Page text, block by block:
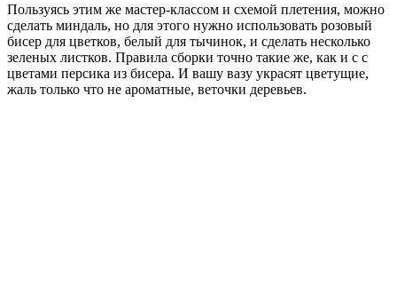
Пользуясь этим же мастер-классом и схемой плетения, можно
сделать миндаль, но для этого нужно использовать розовый
бисер для цветков, белый для тычинок, и сделать несколько
зеленых листков. Правила сборки точно такие же, как и с с
цветами персика из бисера. И вашу вазу украсят цветущие,
жаль только что не ароматные, веточки деревьев.